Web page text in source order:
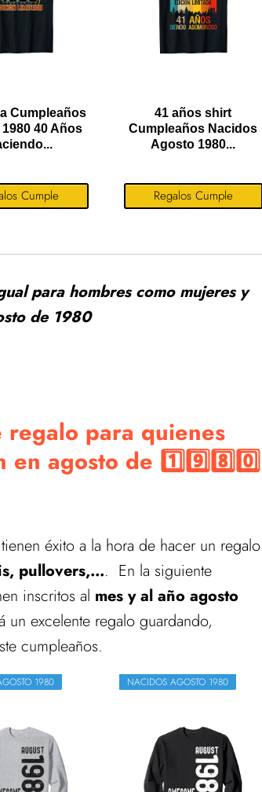
Cumpleaños
40 Años
Cumple
41 años shirt
Cumpleaños Nacidos
Agosto 1980...
Regalos Cumple
para hombres como mujeres y
de 1980
regalo para quienes
agosto de 1️⃣9️⃣8️⃣0️⃣
éxito a la hora de hacer un regalo
pullovers,.... En la siguiente
inscritos al mes y al año agosto
excelente regalo guardando,
cumpleaños.
1980 NACIDOS AGOSTO 1980